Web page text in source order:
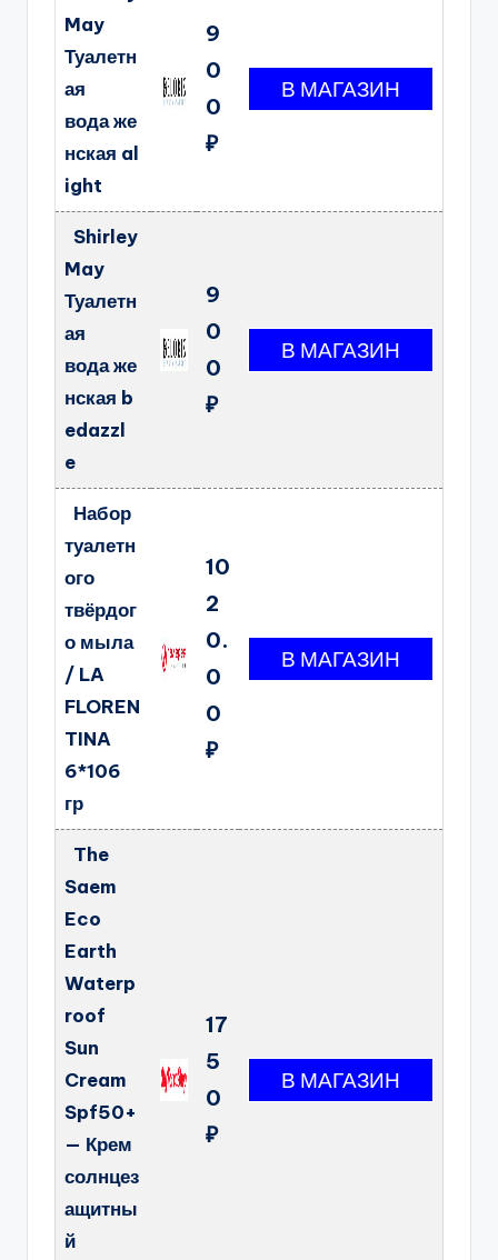
May
Туалетн
ая
вода же
нская al
ight
9
0
0
₽
Shirley
May
Туалетн
ая
вода же
нская b
edazzl
e
9
0
0
₽
Набор
туалетн
ого
твёрдог
о мыла
/ LA
FLOREN
TINA
6*106
гр
10
2
0.
0
0
₽
The
Saem
Eco
Earth
Waterp
roof
Sun
Cream
Spf50+
— Крем
солнцез
ащитны
й
17
5
0
₽